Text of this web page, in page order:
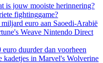
is jouw mooiste herinnering?
fightinggame?
euro aan Saoedi-Arabië
Weave Nintendo Direct
duurder dan voorheen
kadetjes in Marvel's Wolverine